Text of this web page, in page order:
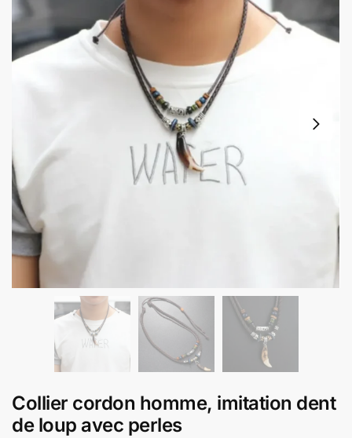
Collier cordon homme, imitation dent
de loup avec perles